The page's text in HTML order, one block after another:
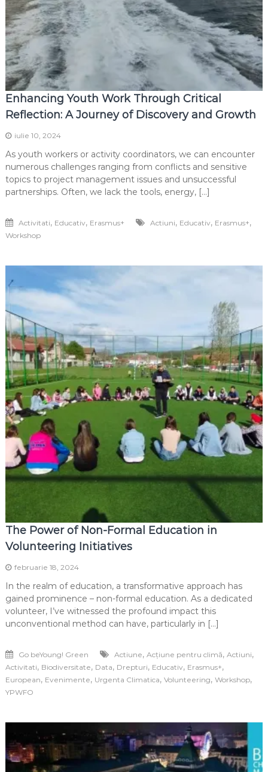
Enhancing Youth Work Through Critical
Reflection: A Journey of Discovery and Growth
iulie 10, 2024
As youth workers or activity coordinators, we can encounter
numerous challenges ranging from conflicts and sensitive
topics to project management issues and unsuccessful
partnerships. Often, we lack the tools, energy, […]
Activitati, Educativ, Erasmus+ Actiuni, Educativ, Erasmus+,
Workshop
The Power of Non-Formal Education in
Volunteering Initiatives
februarie 18, 2024
In the realm of education, a transformative approach has
gained prominence – non-formal education. As a dedicated
volunteer, I’ve witnessed the profound impact this
unconventional method can have, particularly in […]
Go beYoung! Green Actiune, Acțiune pentru climă, Actiuni,
Activitati, Biodiversitate, Data, Drepturi, Educativ, Erasmus+,
European, Evenimente, Urgenta Climatica, Volunteering, Workshop,
YPWFO